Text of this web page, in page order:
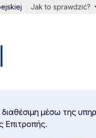
Jak to sprawdzić?
μέσω της
Επιτροπής.